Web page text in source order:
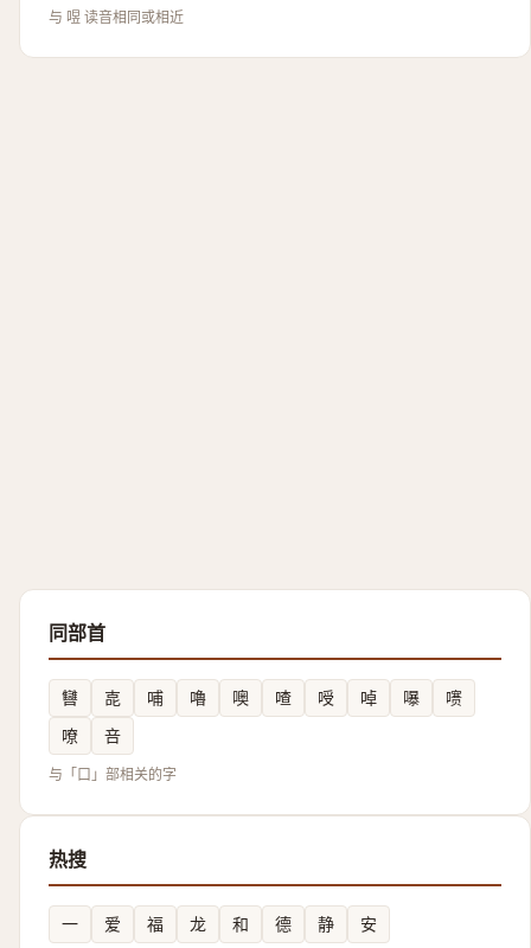
与 喅 读音相同或相近
同部首
㘜 㖛 哺 嚕 噢 喳 㖟 啅 嚗
㗷
嘹
咅
与「口」部相关的字
热搜
一 爱 福 龙 和 德 静 安